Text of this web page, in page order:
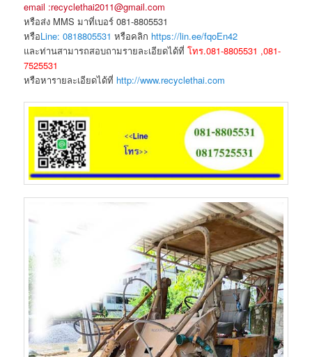
email :recyclethai2011@gmail.com
หรือส่ง MMS มาที่เบอร์ 081-8805531
หรือLine: 0818805531 หรือคลิก https://lin.ee/fqoEn42
และท่านสามารถสอบถามรายละเอียดได้ที่โทร.081-8805531 ,081-
7525531
หรือหารายละเอียดได้ที่ http://www.recyclethai.com